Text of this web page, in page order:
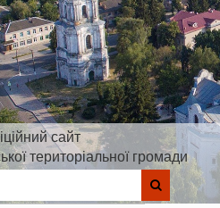
сайт
територіальної громади